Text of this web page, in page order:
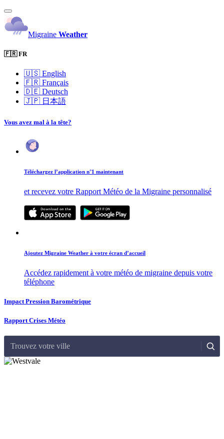
Migraine Weather
🇫🇷 FR
🇺🇸 English
🇫🇷 Français
🇩🇪 Deutsch
🇯🇵 日本語
Vous avez mal à la tête?
Téléchargez l’application n°1 maintenant
et recevez votre Rapport Météo de la Migraine personnalisé
Ajoutez Migraine Weather à votre écran d’accueil
Accédez rapidement à votre météo de migraine depuis votre
téléphone
Impact Pression Barométrique
Rapport Crises Météo
Trouvez votre ville